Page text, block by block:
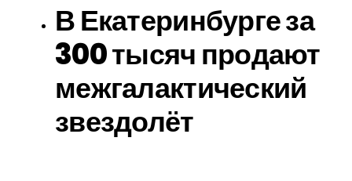
В Екатеринбурге за
300 тысяч продают
межгалактический
звездолёт